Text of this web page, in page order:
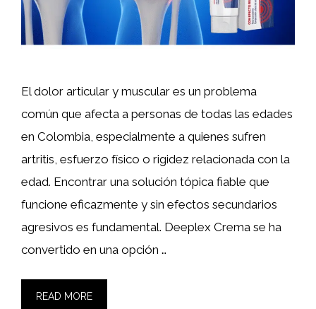
El dolor articular y muscular es un problema
común que afecta a personas de todas las edades
en Colombia, especialmente a quienes sufren
artritis, esfuerzo físico o rigidez relacionada con la
edad. Encontrar una solución tópica fiable que
funcione eficazmente y sin efectos secundarios
agresivos es fundamental. Deeplex Crema se ha
convertido en una opción …
READ MORE